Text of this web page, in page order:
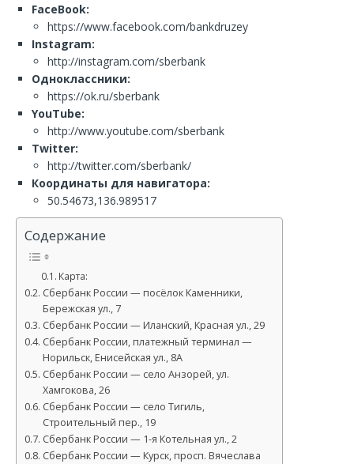
FaceBook:
https://www.facebook.com/bankdruzey
Instagram:
http://instagram.com/sberbank
Одноклассники:
https://ok.ru/sberbank
YouTube:
http://www.youtube.com/sberbank
Twitter:
http://twitter.com/sberbank/
Координаты для навигатора:
50.54673,136.989517
Содержание
Карта:
Сбербанк России — посёлок Каменники,
Бережская ул., 7
Сбербанк России — Иланский, Красная ул., 29
Сбербанк России, платежный терминал —
Норильск, Енисейская ул., 8А
Сбербанк России — село Анзорей, ул.
Хамгокова, 26
Сбербанк России — село Тигиль,
Строительный пер., 19
Сбербанк России — 1-я Котельная ул., 2
Сбербанк России — Курск, просп. Вячеслава